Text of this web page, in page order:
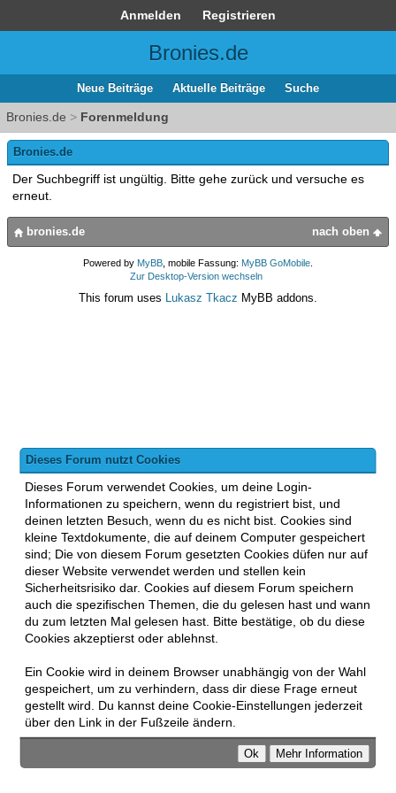
Anmelden Registrieren
Bronies.de
Neue Beiträge Aktuelle Beiträge Suche
Bronies.de > Forenmeldung
Dieses Forum nutzt Cookies
Dieses Forum verwendet Cookies, um deine Login-
Informationen zu speichern, wenn du registriert bist, und
deinen letzten Besuch, wenn du es nicht bist. Cookies sind
kleine Textdokumente, die auf deinem Computer gespeichert
sind; Die von diesem Forum gesetzten Cookies düfen nur auf
dieser Website verwendet werden und stellen kein
Sicherheitsrisiko dar. Cookies auf diesem Forum speichern
auch die spezifischen Themen, die du gelesen hast und wann
du zum letzten Mal gelesen hast. Bitte bestätige, ob du diese
Cookies akzeptierst oder ablehnst.
Ein Cookie wird in deinem Browser unabhängig von der Wahl
gespeichert, um zu verhindern, dass dir diese Frage erneut
gestellt wird. Du kannst deine Cookie-Einstellungen jederzeit
über den Link in der Fußzeile ändern.
Bronies.de
Der Suchbegriff ist ungültig. Bitte gehe zurück und versuche es
erneut.
nach oben
bronies.de
Powered by MyBB , mobile Fassung: MyBB GoMobile
Zur Desktop-Version wechseln
This forum uses Lukasz Tkacz MyBB addons.